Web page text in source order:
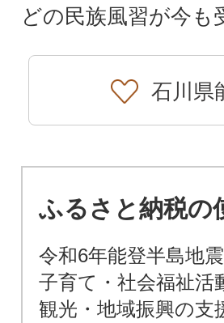
どの民族風習が今
石川県
ふるさと納税の
令和6年能登半島地
子育て・社会福祉活
観光・地域振興の支